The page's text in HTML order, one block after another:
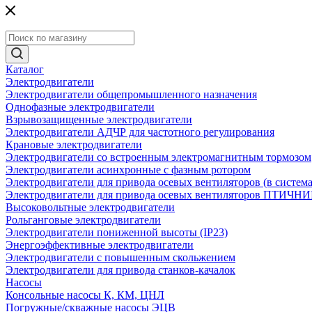
Каталог
Электродвигатели
Электродвигатели общепромышленного назначения
Однофазные электродвигатели
Взрывозащищенные электродвигатели
Электродвигатели АДЧР для частотного регулирования
Крановые электродвигатели
Электродвигатели со встроенным электромагнитным тормозом
Электродвигатели асинхронные с фазным ротором
Электродвигатели для привода осевых вентиляторов (в
Электродвигатели для привода осевых вентиляторов
Высоковольтные электродвигатели
Рольганговые электродвигатели
Электродвигатели пониженной высоты (IP23)
Энергоэффективные электродвигатели
Электродвигатели с повышенным скольжением
Электродвигатели для привода станков-качалок
Насосы
Консольные насосы К, КМ, ЦНЛ
Погружные/скважные насосы ЭЦВ